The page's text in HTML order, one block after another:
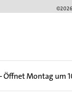
Öffnet Montag um